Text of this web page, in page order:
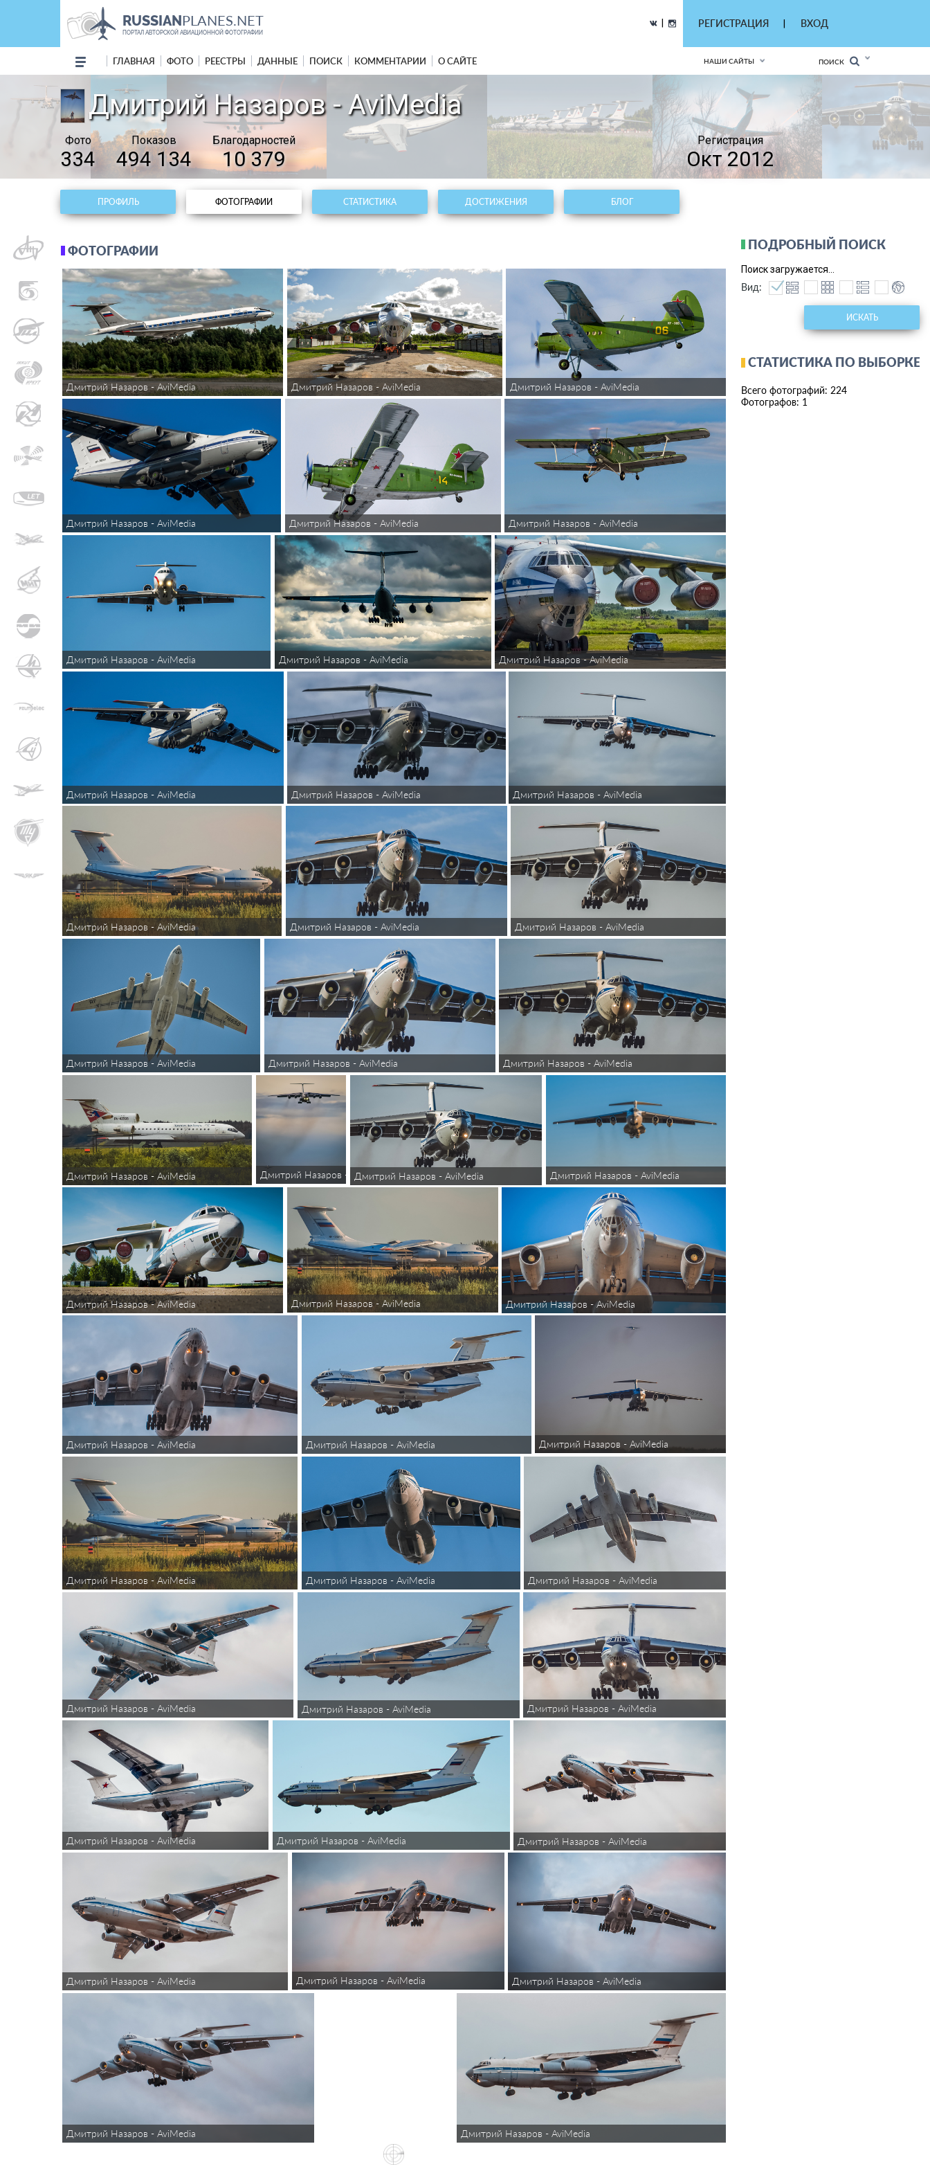
RUSSIANPLANES.NET
ПОРТАЛ АВТОРСКОЙ АВИАЦИОННОЙ ФОТОГРАФИИ
РЕГИСТРАЦИЯ ВХОД
ГЛАВНАЯ ФОТО РЕЕСТРЫ ДАННЫЕ ПОИСК КОММЕНТАРИИ О САЙТЕ НАШИ САЙТЫ ПОИСК
Дмитрий Назаров - AviMedia
Фото
334
Показов
494 134
Благодарностей
10 379
Регистрация
Окт 2012
ПРОФИЛЬ ФОТОГРАФИИ СТАТИСТИКА ДОСТИЖЕНИЯ БЛОГ
ФОТОГРАФИИ
Дмитрий Назаров - AviMedia Дмитрий Назаров - AviMedia Дмитрий Назаров - AviMedia
Дмитрий Назаров - AviMedia Дмитрий Назаров - AviMedia Дмитрий Назаров - AviMedia
Дмитрий Назаров - AviMedia Дмитрий Назаров - AviMedia Дмитрий Назаров - AviMedia
Дмитрий Назаров - AviMedia Дмитрий Назаров - AviMedia Дмитрий Назаров - AviMedia
Дмитрий Назаров - AviMedia Дмитрий Назаров - AviMedia Дмитрий Назаров - AviMedia
Дмитрий Назаров - AviMedia Дмитрий Назаров - AviMedia Дмитрий Назаров - AviMedia
Дмитрий Назаров - AviMedia Дмитрий Назаров - AviMediaДмитрий Назаров - AviMedia Дмитрий Назаров - AviMedia
Дмитрий Назаров - AviMedia Дмитрий Назаров - AviMedia Дмитрий Назаров - AviMedia
Дмитрий Назаров - AviMedia Дмитрий Назаров - AviMedia Дмитрий Назаров - AviMedia
Дмитрий Назаров - AviMedia Дмитрий Назаров - AviMedia Дмитрий Назаров - AviMedia
Дмитрий Назаров - AviMedia Дмитрий Назаров - AviMedia Дмитрий Назаров - AviMedia
Дмитрий Назаров - AviMedia Дмитрий Назаров - AviMedia Дмитрий Назаров - AviMedia
Дмитрий Назаров - AviMedia Дмитрий Назаров - AviMedia Дмитрий Назаров - AviMedia
Дмитрий Назаров - AviMedia Дмитрий Назаров - AviMedia
ПОДРОБНЫЙ ПОИСК
Поиск загружается...
Вид:
ИСКАТЬ
СТАТИСТИКА ПО ВЫБОРКЕ
Всего фотографий: 224
Фотографов: 1